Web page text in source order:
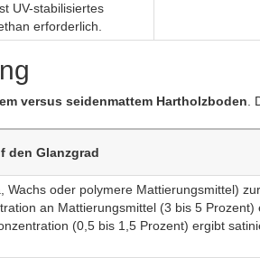
UV-stabilisiertes
erforderlich.
versus seidenmattem Hartholzboden .
den Glanzgrad
Wachs oder polymere Mattierungsmittel) zur
an Mattierungsmittel (3 bis 5 Prozent)
(0,5 bis 1,5 Prozent) ergibt